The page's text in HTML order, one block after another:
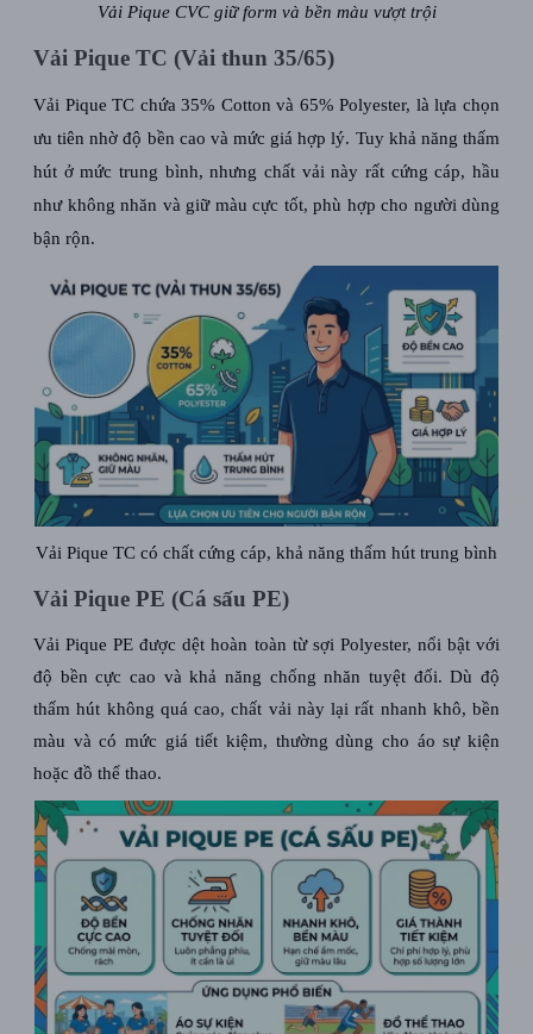
Vải Pique CVC giữ form và bền màu vượt trội
Vải Pique TC (Vải thun 35/65)
Vải Pique TC chứa 35% Cotton và 65% Polyester, là lựa chọn
ưu tiên nhờ độ bền cao và mức giá hợp lý. Tuy khả năng thấm
hút ở mức trung bình, nhưng chất vải này rất cứng cáp, hầu
như không nhăn và giữ màu cực tốt, phù hợp cho người dùng
bận rộn.
Vải Pique TC có chất cứng cáp, khả năng thấm hút trung bình
Vải Pique PE (Cá sấu PE)
Vải Pique PEđược dệt hoàn toàn từ sợi Polyester, nổi bật với
độ bền cực cao và khả năng chống nhăn tuyệt đối. Dù độ
thấm hút không quá cao, chất vải này lại rất nhanh khô, bền
màu và có mức giá tiết kiệm, thường dùng cho áo sự kiện
hoặc đồ thể thao.